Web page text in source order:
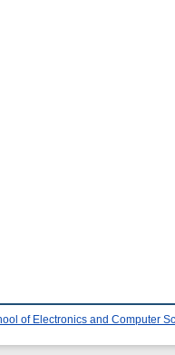
of Electronics and Computer